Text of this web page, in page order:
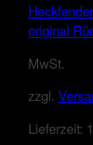
original
MwSt.
zzgl.
Lieferzeit: